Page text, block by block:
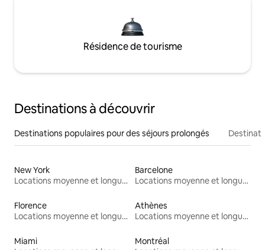
Résidence de tourisme
Destinations à découvrir
Destinations populaires pour des séjours prolongés
New York
Locations moyenne et longue durée
Barcelone
Locations moyenne et longue durée
Florence
Locations moyenne et longue durée
Athènes
Locations moyenne et longue durée
Miami
Montréal